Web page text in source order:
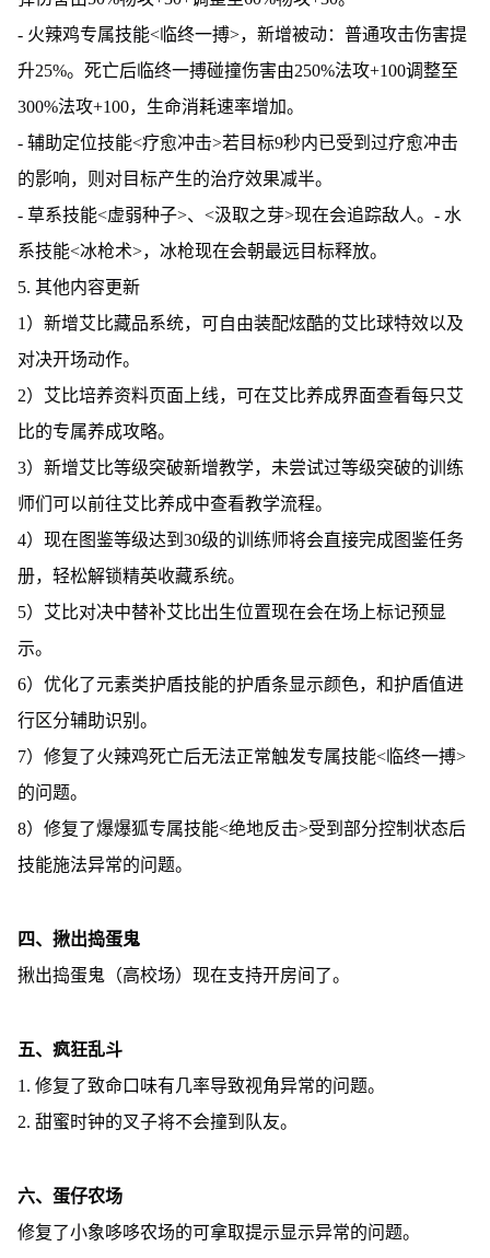
- 火辣鸡专属技能<临终一搏>，新增被动：普通攻击伤害提
升25%。死亡后临终一搏碰撞伤害由250%法攻+100调整至
300%法攻+100，生命消耗速率增加。
- 辅助定位技能<疗愈冲击>若目标9秒内已受到过疗愈冲击
的影响，则对目标产生的治疗效果减半。
- 草系技能<虚弱种子>、<汲取之芽>现在会追踪敌人。- 水
系技能<冰枪术>，冰枪现在会朝最远目标释放。
5. 其他内容更新
1）新增艾比藏品系统，可自由装配炫酷的艾比球特效以及
对决开场动作。
2）艾比培养资料页面上线，可在艾比养成界面查看每只艾
比的专属养成攻略。
3）新增艾比等级突破新增教学，未尝试过等级突破的训练
师们可以前往艾比养成中查看教学流程。
4）现在图鉴等级达到30级的训练师将会直接完成图鉴任务
册，轻松解锁精英收藏系统。
5）艾比对决中替补艾比出生位置现在会在场上标记预显
示。
6）优化了元素类护盾技能的护盾条显示颜色，和护盾值进
行区分辅助识别。
7）修复了火辣鸡死亡后无法正常触发专属技能<临终一搏>
的问题。
8）修复了爆爆狐专属技能<绝地反击>受到部分控制状态后
技能施法异常的问题。
四、揪出捣蛋鬼
揪出捣蛋鬼（高校场）现在支持开房间了。
五、疯狂乱斗
1. 修复了致命口味有几率导致视角异常的问题。
2. 甜蜜时钟的叉子将不会撞到队友。
六、蛋仔农场
修复了小象哆哆农场的可拿取提示显示异常的问题。